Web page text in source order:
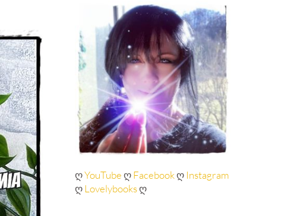
ღYouTubeღFacebookღ Instagram
ღLovelybooksღ